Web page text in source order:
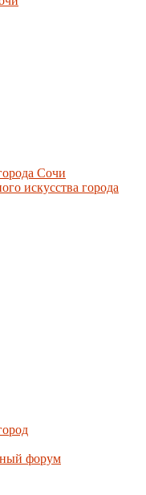
Сочи
искусства города
форум